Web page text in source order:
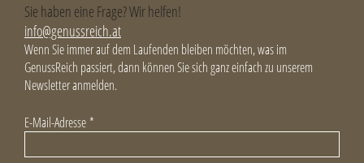
Sie haben eine Frage? Wir helfen!
info@genussreich.at
Wenn Sie immer auf dem Laufenden bleiben möchten, was im
GenussReich passiert, dann können Sie sich ganz einfach zu unserem
Newsletter anmelden.
E-Mail-Adresse *